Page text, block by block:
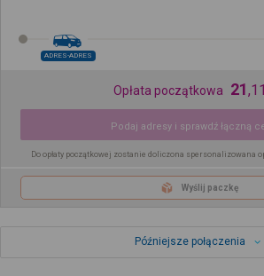
ADRES-ADRES
Opłata początkowa 21,11
Podaj adresy i sprawdź łączną
Do opłaty początkowej zostanie doliczona spersonalizowana
Wyślij paczkę
Późniejsze połączenia